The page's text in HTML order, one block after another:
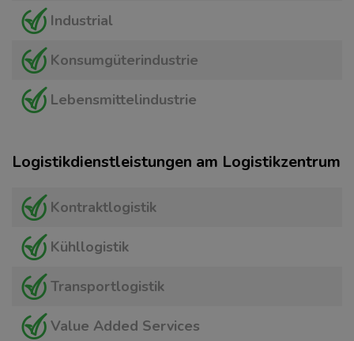
Industrial
Konsumgüterindustrie
Lebensmittelindustrie
Logistikdienstleistungen am Logistikzentrum
Kontraktlogistik
Kühllogistik
Transportlogistik
Value Added Services